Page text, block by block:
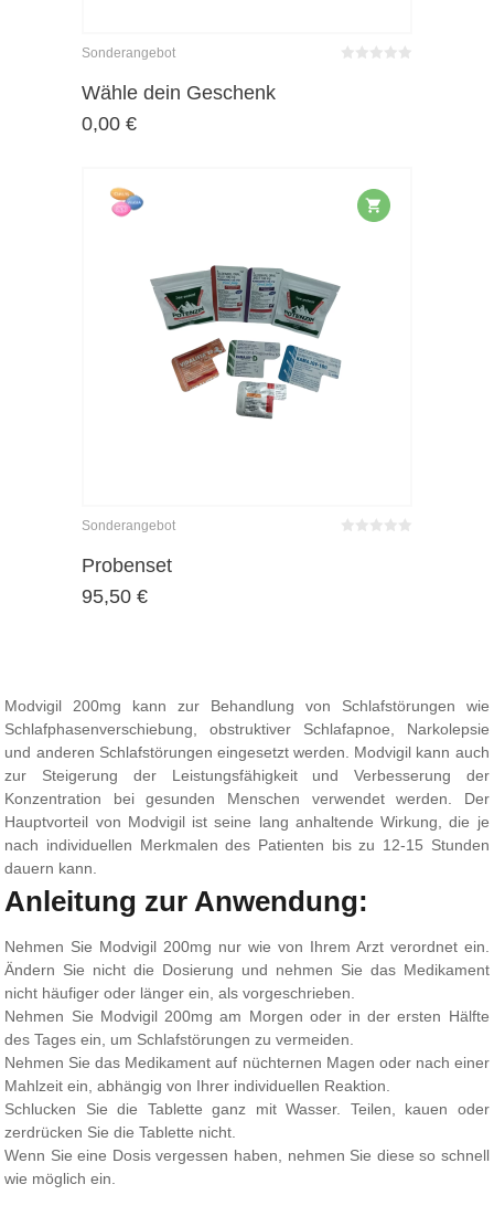
Sonderangebot
Wähle dein Geschenk
0,00 €
Sonderangebot
Probenset
95,50 €
Modvigil 200mg kann zur Behandlung von Schlafstörungen wie
Schlafphasenverschiebung, obstruktiver Schlafapnoe, Narkolepsie
und anderen Schlafstörungen eingesetzt werden. Modvigil kann auch
zur Steigerung der Leistungsfähigkeit und Verbesserung der
Konzentration bei gesunden Menschen verwendet werden. Der
Hauptvorteil von Modvigil ist seine lang anhaltende Wirkung, die je
nach individuellen Merkmalen des Patienten bis zu 12-15 Stunden
dauern kann.
Anleitung zur Anwendung:
Nehmen Sie Modvigil 200mg nur wie von Ihrem Arzt verordnet ein.
Ändern Sie nicht die Dosierung und nehmen Sie das Medikament
nicht häufiger oder länger ein, als vorgeschrieben.
Nehmen Sie Modvigil 200mg am Morgen oder in der ersten Hälfte
des Tages ein, um Schlafstörungen zu vermeiden.
Nehmen Sie das Medikament auf nüchternen Magen oder nach einer
Mahlzeit ein, abhängig von Ihrer individuellen Reaktion.
Schlucken Sie die Tablette ganz mit Wasser. Teilen, kauen oder
zerdrücken Sie die Tablette nicht.
Wenn Sie eine Dosis vergessen haben, nehmen Sie diese so schnell
wie möglich ein.